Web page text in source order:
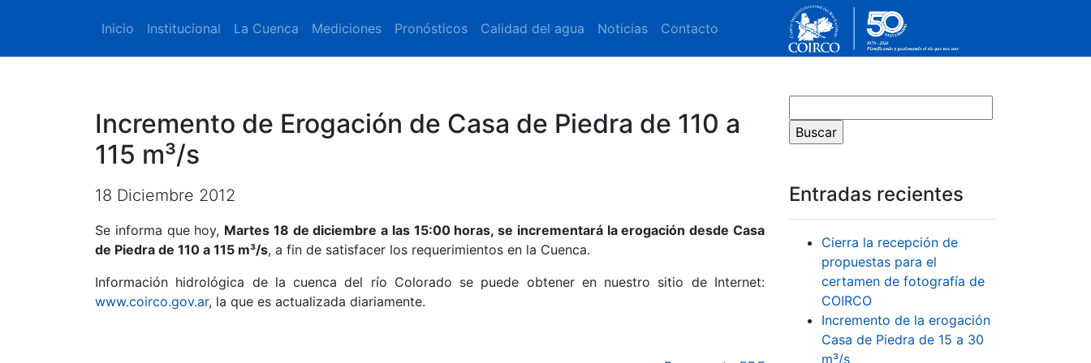
Inicio Institucional La Cuenca Mediciones Pronósticos Calidad del agua Noticias Contacto
Incremento de Erogación de Casa de Piedra de 110 a
115 m³/s
18 Diciembre 2012
Se informa que hoy, Martes 18 de diciembre a las 15:00 horas, se incrementará la erogación desde Casa
de Piedra de 110 a 115 m³/s, a fin de satisfacer los requerimientos en la Cuenca.
Información hidrológica de la cuenca del río Colorado se puede obtener en nuestro sitio de Internet:
www.coirco.gov.ar, la que es actualizada diariamente.
Entradas recientes
Cierra la recepción de
propuestas para el
certamen de fotografía de
COIRCO
Incremento de la erogación
Casa de Piedra de 15 a 30
m³/s